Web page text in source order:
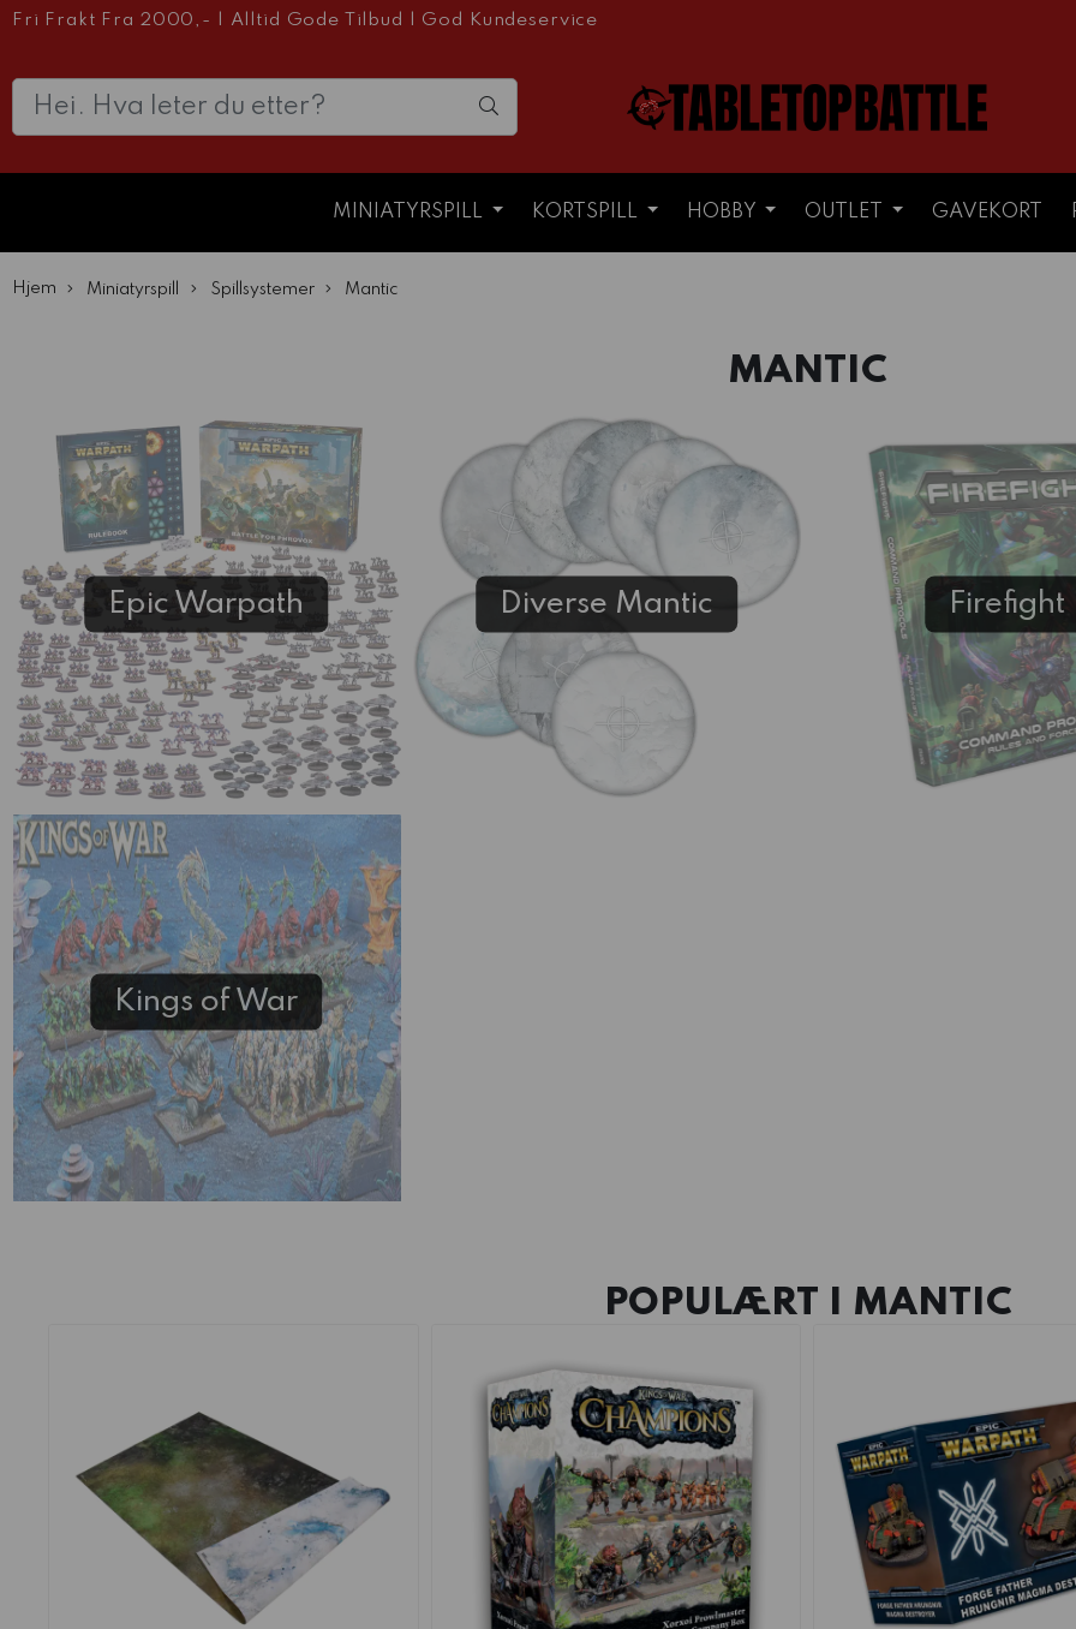
Fri Frakt Fra 2000,- Alltid Gode Tilbud God Kundeservice
MINIATYRSPILL KORTSPILL HOBBY OUTLET GAVEKORT
Hjem Miniatyrspill Spillsystemer Mantic
MANTIC
Epic Warpath Diverse Mantic Firefight
Kings of War
POPULÆRT I MANTIC